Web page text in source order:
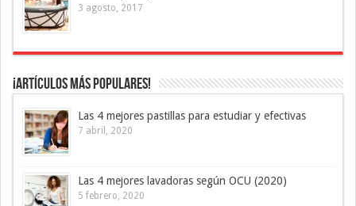
3 agosto, 2017
¡Artículos más Populares!
Las 4 mejores pastillas para estudiar y efectivas
7 abril, 2020
Las 4 mejores lavadoras según OCU (2020)
5 febrero, 2020